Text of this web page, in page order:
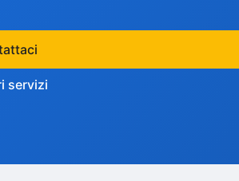
servizi